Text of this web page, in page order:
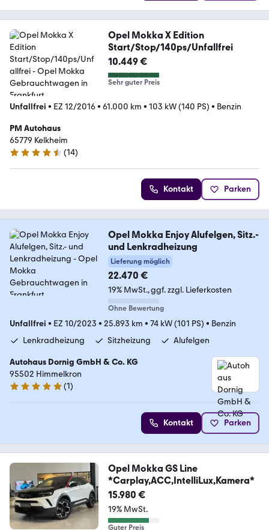
Opel Mokka X Edition
Start/Stop/140ps/Unfallfrei
10.449 €
Sehr guter Preis
Unfallfrei • EZ 12/2016• 61.000 km • 103 kW (140 PS) • Benzin
PM Autohaus
65779 Kelkheim
4.7 Sterne
(14)
Kontakt Parken
Opel Mokka Enjoy Alufelgen, Sitz.-
und Lenkradheizung
Lieferung möglich
22.470 €
19% MwSt. ggf. zzgl. Lieferkosten
Ohne Bewertung
Unfallfrei • EZ 10/2023 • 25.893 km • 74 kW (101 PS) • Benzin
Lenkradheizung
Sitzheizung Alufelgen
Autohaus Dornig GmbH & Co. KG
95502 Himmelkron
5 Sterne
(1)
Kontakt Parken
Opel Mokka GS Line
*Carplay,ACC,IntelliLux,Kamera*
15.980 €
19% MwSt.
Guter Preis